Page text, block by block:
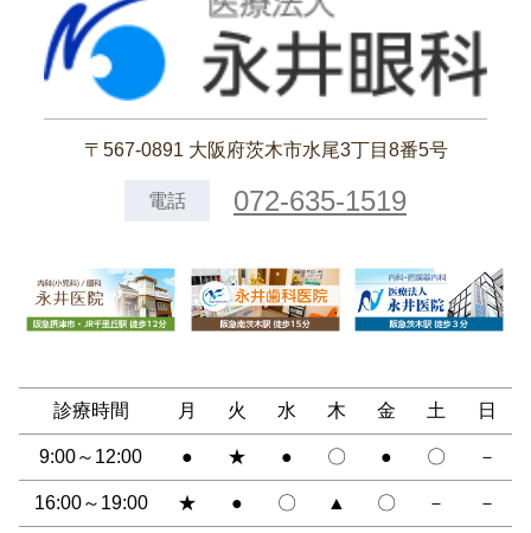
〒567-0891 大阪府茨木市水尾3丁目8番5号
電話 072-635-1519
診療時間 月 火 水 木 金 土 日
9:00～12:00 ● ★ ● 〇 ● 〇 －
16:00～19:00 ★ ● 〇 ▲ 〇 － －